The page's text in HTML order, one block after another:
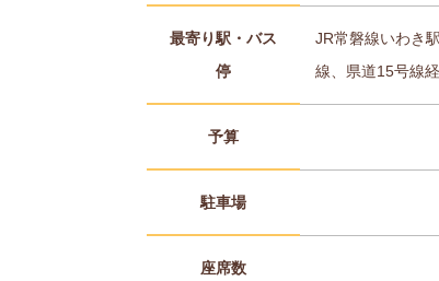
最寄り駅・バス
停
JR常磐線いわき
線、県道15号線
予算
駐車場
座席数